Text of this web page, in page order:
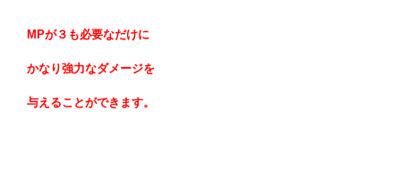
MPが３も必要なだけに
かなり強力なダメージを
与えることができます。